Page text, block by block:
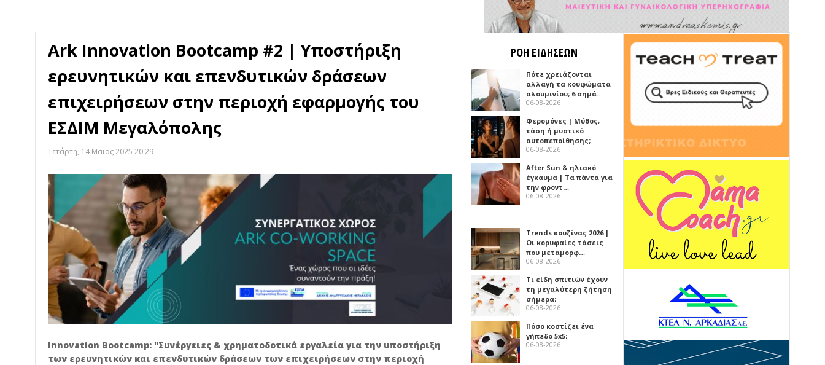
Ark Innovation Bootcamp #2 | Υποστήριξη
ερευνητικών και επενδυτικών δράσεων
επιχειρήσεων στην περιοχή εφαρμογής του
ΕΣΔΙΜ Μεγαλόπολης
Τετάρτη, 14 Μαϊος 2025 20:29
Innovation Bootcamp: "Συνέργειες & χρηματοδοτικά εργαλεία για την υποστήριξη
των ερευνητικών και επενδυτικών δράσεων των επιχειρήσεων στην περιοχή
ΡΟΗ ΕΙΔΗΣΕΩΝ
Πότε χρειάζονται
αλλαγή τα κουφώματα
αλουμινίου; 6 σημά…
06-08-2026
Φερομόνες | Μύθος,
τάση ή μυστικό
αυτοπεποίθησης;
06-08-2026
After Sun & ηλιακό
έγκαυμα | Τα πάντα για
την φροντ…
06-08-2026
Trends κουζίνας 2026 |
Οι κορυφαίες τάσεις
που μεταμορφ…
06-08-2026
Τι είδη σπιτιών έχουν
τη μεγαλύτερη ζήτηση
σήμερα;
06-08-2026
Πόσο κοστίζει ένα
γήπεδο 5x5;
06-08-2026